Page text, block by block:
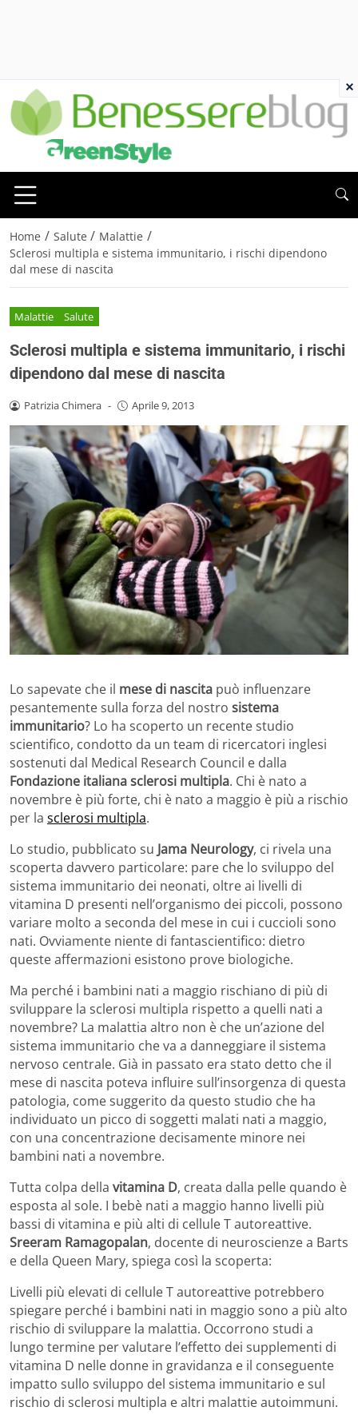
Home / Salute / Malattie /
Sclerosi multipla e sistema immunitario, i rischi dipendono
dal mese di nascita
Malattie Salute
Sclerosi multipla e sistema immunitario, i rischi
dipendono dal mese di nascita
Patrizia Chimera - Aprile 9, 2013
Lo sapevate che il mese di nascita può influenzare
pesantemente sulla forza del nostro sistema
immunitario? Lo ha scoperto un recente studio
scientifico, condotto da un team di ricercatori inglesi
sostenuti dal Medical Research Council e dalla
Fondazione italiana sclerosi multipla. Chi è nato a
novembre è più forte, chi è nato a maggio è più a rischio
per la sclerosi multipla.
Lo studio, pubblicato su Jama Neurology, ci rivela una
scoperta davvero particolare: pare che lo sviluppo del
sistema immunitario dei neonati, oltre ai livelli di
vitamina D presenti nell’organismo dei piccoli, possono
variare molto a seconda del mese in cui i cuccioli sono
nati. Ovviamente niente di fantascientifico: dietro
queste affermazioni esistono prove biologiche.
Ma perché i bambini nati a maggio rischiano di più di
sviluppare la sclerosi multipla rispetto a quelli nati a
novembre? La malattia altro non è che un’azione del
sistema immunitario che va a danneggiare il sistema
nervoso centrale. Già in passato era stato detto che il
mese di nascita poteva influire sull’insorgenza di questa
patologia, come suggerito da questo studio che ha
individuato un picco di soggetti malati nati a maggio,
con una concentrazione decisamente minore nei
bambini nati a novembre.
Tutta colpa della vitamina D, creata dalla pelle quando è
esposta al sole. I bebè nati a maggio hanno livelli più
bassi di vitamina e più alti di cellule T autoreattive.
Sreeram Ramagopalan, docente di neuroscienze a Barts
e della Queen Mary, spiega così la scoperta:
Livelli più elevati di cellule T autoreattive potrebbero
spiegare perché i bambini nati in maggio sono a più alto
rischio di sviluppare la malattia. Occorrono studi a
lungo termine per valutare l’effetto dei supplementi di
vitamina D nelle donne in gravidanza e il conseguente
impatto sullo sviluppo del sistema immunitario e sul
rischio di sclerosi multipla e altri malattie autoimmuni.
×